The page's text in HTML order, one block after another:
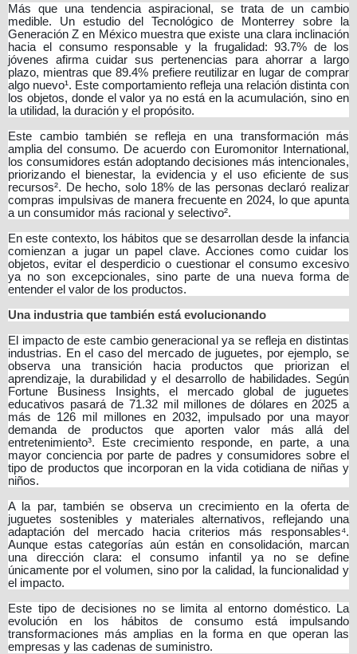
Más que una tendencia aspiracional, se trata de un cambio
medible. Un estudio del Tecnológico de Monterrey sobre la
Generación Z en México muestra que existe una clara inclinación
hacia el consumo responsable y la frugalidad: 93.7% de los
jóvenes afirma cuidar sus pertenencias para ahorrar a largo
plazo, mientras que 89.4% prefiere reutilizar en lugar de comprar
algo nuevo¹. Este comportamiento refleja una relación distinta con
los objetos, donde el valor ya no está en la acumulación, sino en
la utilidad, la duración y el propósito.
Este cambio también se refleja en una transformación más
amplia del consumo. De acuerdo con Euromonitor International,
los consumidores están adoptando decisiones más intencionales,
priorizando el bienestar, la evidencia y el uso eficiente de sus
recursos². De hecho, solo 18% de las personas declaró realizar
compras impulsivas de manera frecuente en 2024, lo que apunta
a un consumidor más racional y selectivo².
En este contexto, los hábitos que se desarrollan desde la infancia
comienzan a jugar un papel clave. Acciones como cuidar los
objetos, evitar el desperdicio o cuestionar el consumo excesivo
ya no son excepcionales, sino parte de una nueva forma de
entender el valor de los productos.
Una industria que también está evolucionando
El impacto de este cambio generacional ya se refleja en distintas
industrias. En el caso del mercado de juguetes, por ejemplo, se
observa una transición hacia productos que priorizan el
aprendizaje, la durabilidad y el desarrollo de habilidades. Según
Fortune Business Insights, el mercado global de juguetes
educativos pasará de 71.32 mil millones de dólares en 2025 a
más de 126 mil millones en 2032, impulsado por una mayor
demanda de productos que aporten valor más allá del
entretenimiento³. Este crecimiento responde, en parte, a una
mayor conciencia por parte de padres y consumidores sobre el
tipo de productos que incorporan en la vida cotidiana de niñas y
niños.
A la par, también se observa un crecimiento en la oferta de
juguetes sostenibles y materiales alternativos, reflejando una
adaptación del mercado hacia criterios más responsables⁴.
Aunque estas categorías aún están en consolidación, marcan
una dirección clara: el consumo infantil ya no se define
únicamente por el volumen, sino por la calidad, la funcionalidad y
el impacto.
Este tipo de decisiones no se limita al entorno doméstico. La
evolución en los hábitos de consumo está impulsando
transformaciones más amplias en la forma en que operan las
empresas y las cadenas de suministro.